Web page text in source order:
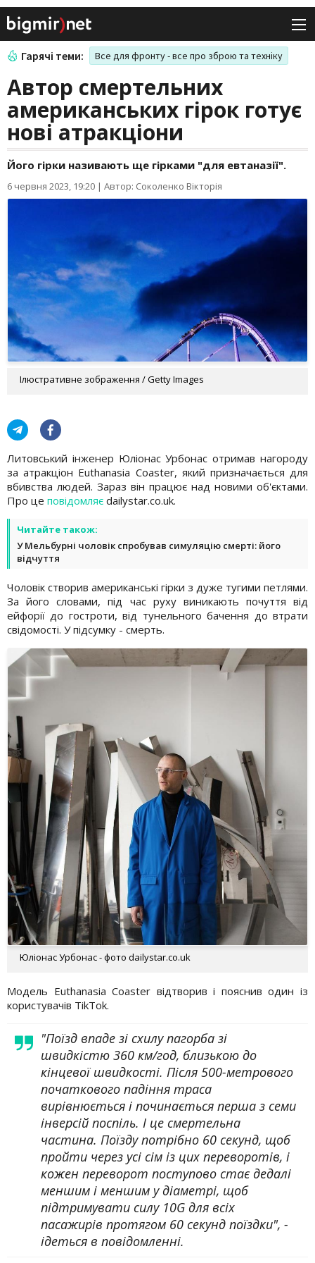
Гарячі теми: Все для фронту - все про зброю та техніку
Автор смертельних
американських гірок готує
нові атракціони
Його гірки називають ще гірками "для евтаназії".
6 червня 2023, 19:20 | Автор: Соколенко Вікторія
Ілюстративне зображення / Getty Images
Литовський інженер Юліонас Урбонас отримав нагороду
за атракціон Euthanasia Coaster, який призначається для
вбивства людей. Зараз він працює над новими об'єктами.
Про це повідомляє dailystar.co.uk.
Читайте також:
У Мельбурні чоловік спробував симуляцію смерті: його
відчуття
Чоловік створив американські гірки з дуже тугими петлями.
За його словами, під час руху виникають почуття від
ейфорії до гостроти, від тунельного бачення до втрати
свідомості. У підсумку - смерть.
Юліонас Урбонас - фото dailystar.co.uk
Модель Euthanasia Coaster відтворив і пояснив один із
користувачів TikTok.
"Поїзд впаде зі схилу пагорба зі
швидкістю 360 км/год, близькою до
кінцевої швидкості. Після 500-метрового
початкового падіння траса
вирівнюється і починається перша з семи
інверсій поспіль. І це смертельна
частина. Поїзду потрібно 60 секунд, щоб
пройти через усі сім із цих переворотів, і
кожен переворот поступово стає дедалі
меншим і меншим у діаметрі, щоб
підтримувати силу 10G для всіх
пасажирів протягом 60 секунд поїздки", -
ідеться в повідомленні.